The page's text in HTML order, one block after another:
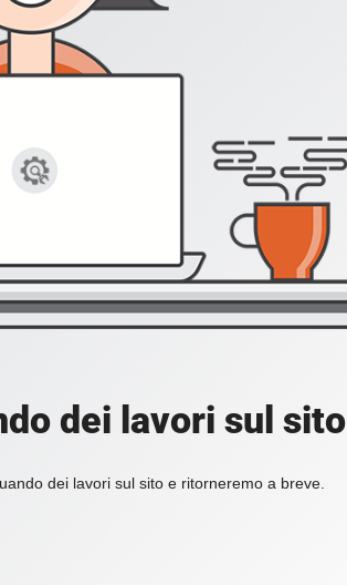
dei lavori sul sito
dei lavori sul sito e ritorneremo a breve.